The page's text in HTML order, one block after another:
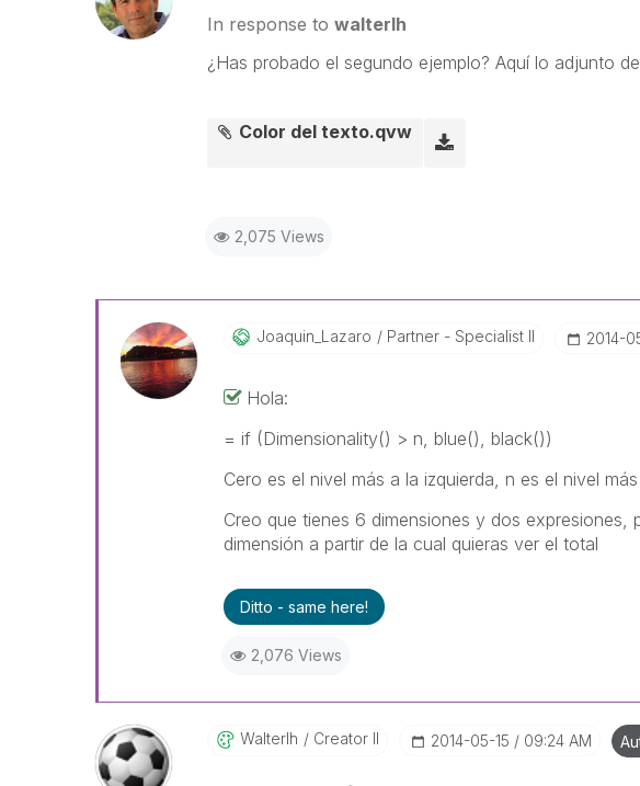
In response to walterlh
¿Has probado el segundo ejemplo? Aquí lo adjunto
Color del texto.qvw
2,075 Views
Joaquin_Lazaro Partner - Specialist II ‎2014-
Hola:
= if (Dimensionality() > n, blue(), black())
Cero es el nivel más a la izquierda, n es el nivel
Creo que tienes 6 dimensiones y dos expresiones,
dimensión a partir de la cual quieras ver el total
Ditto - same here!
2,076 Views
Walterlh Creator II ‎2014-05-15 09:24 AM